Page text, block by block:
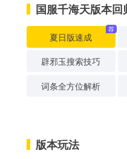
国服千海天版本回
夏日版速成
荐
辟邪玉搜索技巧
词条全方位解析
版本玩法